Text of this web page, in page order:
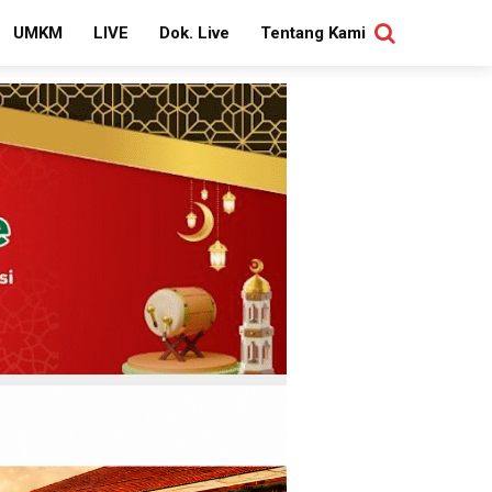
UMKM LIVE Dok. Live Tentang Kami
SEARCH